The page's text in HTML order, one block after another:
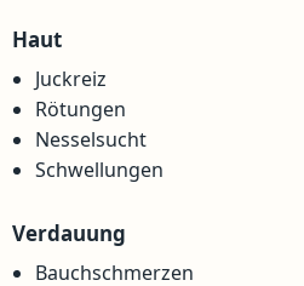
Haut
Juckreiz
Rötungen
Nesselsucht
Schwellungen
Verdauung
Bauchschmerzen